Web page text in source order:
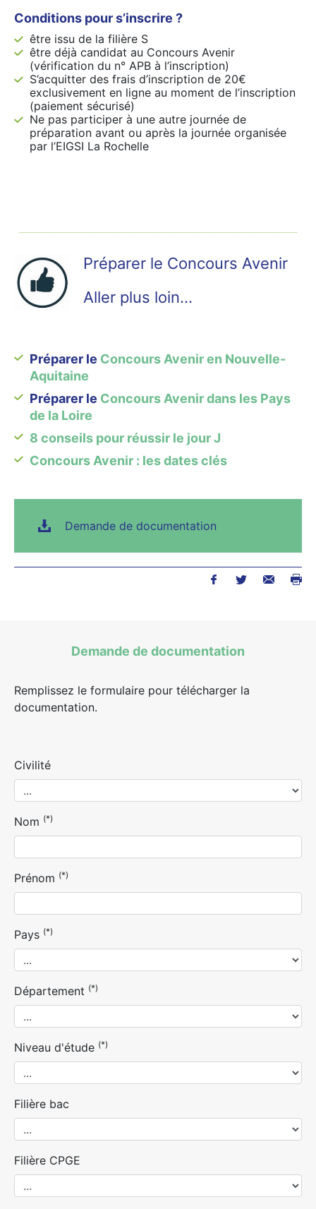
Conditions pour s’inscrire ?
être issu de la filière S
être déjà candidat au Concours Avenir
(vérification du n° APB à l’inscription)
S’acquitter des frais d’inscription de 20€
exclusivement en ligne au moment de l’inscription
(paiement sécurisé)
Ne pas participer à une autre journée de
préparation avant ou après la journée organisée
par l’EIGSI La Rochelle
Préparer le Concours Avenir
Aller plus loin…
Préparer le Concours Avenir en Nouvelle-
Aquitaine
Préparer le Concours Avenir dans les Pays
de la Loire
8 conseils pour réussir le jour J
Concours Avenir : les dates clés
Demande de documentation
Demande de documentation
Remplissez le formulaire pour télécharger la
documentation.
Civilité
Nom (*)
Prénom (*)
Pays (*)
Département (*)
Niveau d'étude (*)
Filière bac
Filière CPGE